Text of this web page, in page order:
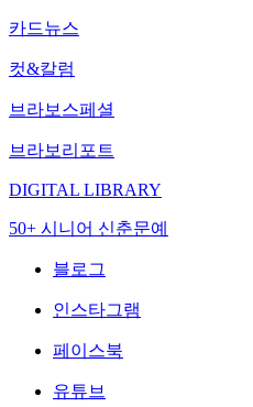
카드뉴스
컷&칼럼
브라보스페셜
브라보리포트
DIGITAL LIBRARY
50+ 시니어 신춘문예
블로그
인스타그램
페이스북
유튜브